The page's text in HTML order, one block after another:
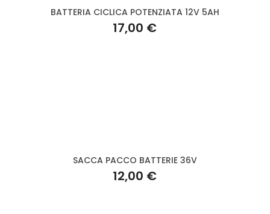
BATTERIA CICLICA POTENZIATA 12V 5AH
17,00 €
SACCA PACCO BATTERIE 36V
12,00 €